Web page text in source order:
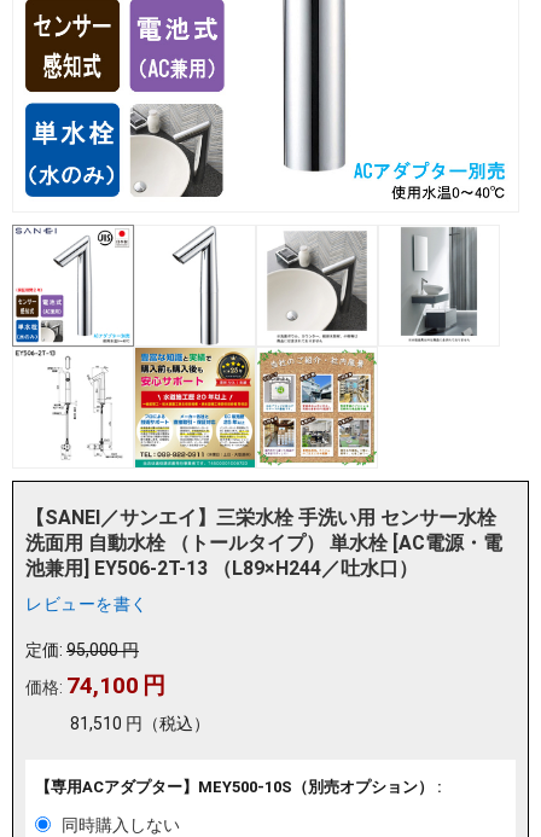
【SANEI／サンエイ】三栄水栓 手洗い用 センサー水栓
洗面用 自動水栓 （トールタイプ） 単水栓 [AC電源・電
池兼用] EY506-2T-13 （L89×H244／吐水口）
レビューを書く
定価: 95,000円
価格: 74,100 円
81,510 円 （税込）
【専用ACアダプター】MEY500-10S（別売オプション） :
同時購入しない